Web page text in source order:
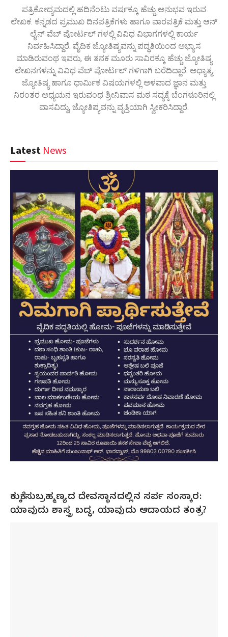
ಪತ್ರಿಕೋದ್ಯಮದಲ್ಲಿ ಹದಿನೆಂಟು ವರ್ಷಕ್ಕೂ ಹೆಚ್ಚು ಅನುಭವ ಇರುವ
ಲೇಖಕ. ಕನ್ನಡದ ಪ್ರಮುಖ ದಿನಪತ್ರಿಕೆಗಳು ಹಾಗೂ ವಾರಪತ್ರಿಕೆ ಮತ್ತು ಆನ್
ಲೈನ್ ವೆಬ್ ಪೋರ್ಟಲ್ ಗಳಲ್ಲಿ ವಿವಿಧ ವಿಭಾಗಗಳಲ್ಲಿ ಕಾರ್ಯ
ನಿರ್ವಹಿಸಿದ್ದಾರೆ. ವೈದಿಕ ಜ್ಯೋತಿಷ್ಯವನ್ನು ಪದ್ಧತಿಯಿಂದ ಅಭ್ಯಾಸ
ಮಾಡಿರುವಂಥ ಇವರು, ಈ ತನಕ ಮೂರು ಸಾವಿರಕ್ಕೂ ಹೆಚ್ಚು ಜ್ಯೋತಿಷ್ಯ
ಲೇಖನಗಳನ್ನು ವಿವಿಧ ವೆಬ್ ಪೋರ್ಟಲ್ ಗಳಿಗಾಗಿ ಬರೆದಿದ್ದಾರೆ. ಅಧ್ಯಾತ್ಮ,
ಜ್ಯೋತಿಷ್ಯ ಹಾಗೂ ಧಾರ್ಮಿಕ ವಿಷಯಗಳಲ್ಲಿ ಅಳವಾದ ಜ್ಞಾನ ಮತ್ತು
ನಿರಂತರ ಅಧ್ಯಯನ ಇರುವಂಥ ಶ್ರೀನಿವಾಸ ಮಠ ಸದ್ಯಕ್ಕೆ ಬೆಂಗಳೂರಿನಲ್ಲಿ
ವಾಸವಿದ್ದು, ಜ್ಯೋತಿಷ್ಯವನ್ನು ವೃತ್ತಿಯಾಗಿ ಸ್ವೀಕರಿಸಿದ್ದಾರೆ.
Latest News
ಕುಕ್ಕೆ ಸುಬ್ರಹ್ಮಣ್ಯದ ದೇವಸ್ಥಾನದಲ್ಲಿನ ಸರ್ಪ ಸಂಸ್ಕಾರ:
ಯಾವುದು ಶಾಸ್ತ್ರ ಬದ್ಧ, ಯಾವುದು ಆದಾಯದ ತಂತ್ರ?